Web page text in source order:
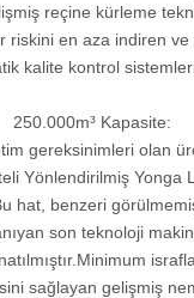
reçine kürleme
riskini en aza indiren ve
kalite kontrol
250.000m³ Kapasite:
gereksinimleri olan
Yönlendirilmiş Yonga
hat, benzeri
son teknoloji
sağlayan gelişmiş